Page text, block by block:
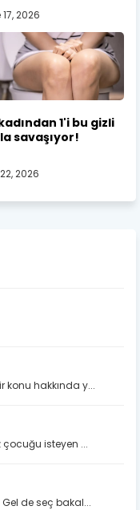
2026
1'i bu gizli
savaşıyor!
2026
konu hakkında y...
çocuğu isteyen ...
de seç bakal...